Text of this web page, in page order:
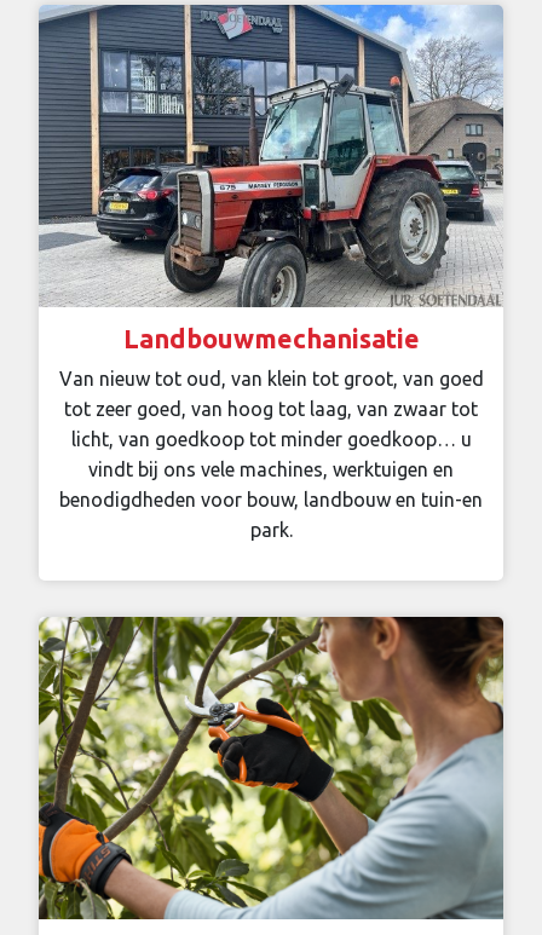
Landbouwmechanisatie
Van nieuw tot oud, van klein tot groot, van goed
tot zeer goed, van hoog tot laag, van zwaar tot
licht, van goedkoop tot minder goedkoop… u
vindt bij ons vele machines, werktuigen en
benodigdheden voor bouw, landbouw en tuin-en
park.